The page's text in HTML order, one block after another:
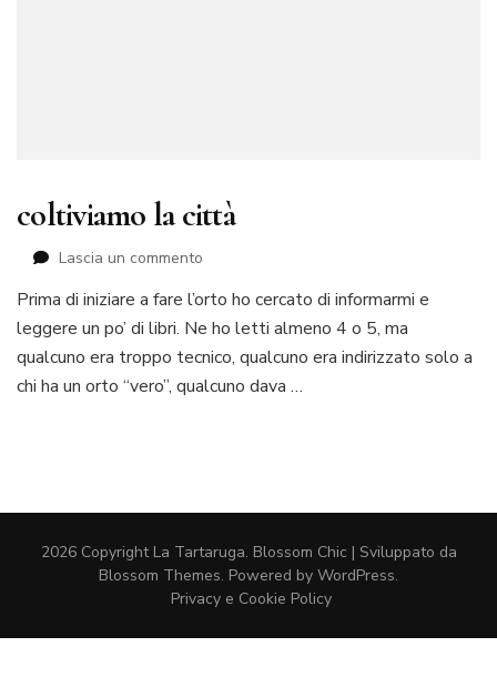
coltiviamo la città
Lascia un commento
la
città
Prima di iniziare a fare l’orto ho cercato di informarmi e
leggere un po’ di libri. Ne ho letti almeno 4 o 5, ma
qualcuno era troppo tecnico, qualcuno era indirizzato solo a
chi ha un orto “vero”, qualcuno dava …
2026 Copyright La Tartaruga. Blossom Chic | Sviluppato da
Blossom Themes. Powered by WordPress.
Privacy e Cookie Policy